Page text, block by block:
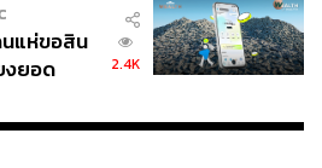
THE PHOTOGRAPHER
ล้า สำเนียงแจ่ม
นแห่ขอสิน
งยอด
2.4K